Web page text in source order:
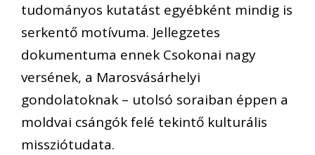
tudományos kutatást egyébként mindig is
serkentő motívuma. Jellegzetes
dokumentuma ennek Csokonai nagy
versének, a Marosvásárhelyi
gondolatoknak – utolsó soraiban éppen a
moldvai csángók felé tekintő kulturális
missziótudata.